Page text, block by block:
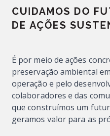
CUIDAMOS DO
DE AÇÕES
É por meio de ações
preservação ambiental
operação e pelo
colaboradores e das
que construímos um
geramos valor para as